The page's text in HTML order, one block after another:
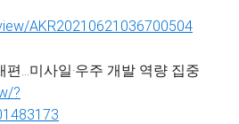
AKR20210621036700504
…미사일·우주 개발 역량 집중
?